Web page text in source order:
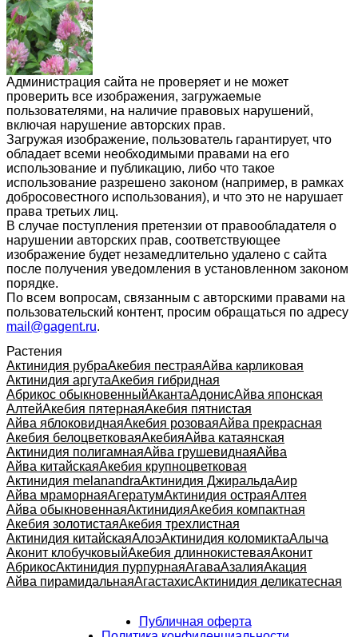
Администрация сайта не проверяет и не может
проверить все изображения, загружаемые
пользователями, на наличие правовых нарушений,
включая нарушение авторских прав.
Загружая изображение, пользователь гарантирует, что
обладает всеми необходимыми правами на его
использование и публикацию, либо что такое
использование разрешено законом (например, в рамках
добросовестного использования), и что это не нарушает
права третьих лиц.
В случае поступления претензии от правообладателя о
нарушении авторских прав, соответствующее
изображение будет незамедлительно удалено с сайта
после получения уведомления в установленном законом
порядке.
По всем вопросам, связанным с авторскими правами на
пользовательский контент, просим обращаться по адресу
mail@gagent.ru.
Растения
Актинидия рубраАкебия пестраяАйва карликовая
Актинидия аргутаАкебия гибридная
Абрикос обыкновенныйАкантаАдонисАйва японская
АлтейАкебия пятернаяАкебия пятнистая
Айва яблоковиднаяАкебия розоваяАйва прекрасная
Акебия белоцветковаяАкебияАйва катаянская
Актинидия полигамнаяАйва грушевиднаяАйва
Айва китайскаяАкебия крупноцветковая
Актинидия melanandraАктинидия ДжиральдаАир
Айва мраморнаяАгератумАктинидия остраяАлтея
Айва обыкновеннаяАктинидияАкебия компактная
Акебия золотистаяАкебия трехлистная
Актинидия китайскаяАлоэАктинидия коломиктаАлыча
Аконит клобучковыйАкебия длиннокистеваяАконит
АбрикосАктинидия пурпурнаяАгаваАзалияАкация
Айва пирамидальнаяАгастахисАктинидия деликатесная
Публичная оферта